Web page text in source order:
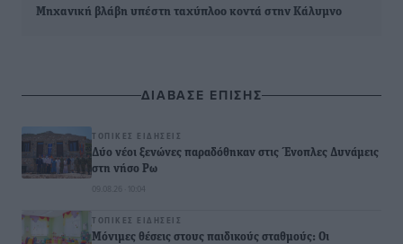
Μηχανική βλάβη υπέστη ταχύπλοο κοντά στην Κάλυμνο
ΔΙΑΒΑΣΕ ΕΠΙΣΗΣ
ΤΟΠΙΚΈΣ ΕΙΔΉΣΕΙΣ
Δύο νέοι ξενώνες παραδόθηκαν στις Ένοπλες Δυνάμεις
στη νήσο Ρω
09.08.26 · 10:04
ΤΟΠΙΚΈΣ ΕΙΔΉΣΕΙΣ
Μόνιμες θέσεις στους παιδικούς σταθμούς: Οι